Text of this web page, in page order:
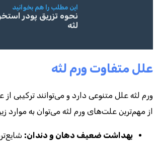
این مطلب را هم بخوانید
نحوه تزریق پودر
لثه
علل متفاوت ورم لثه
ورم لثه علل متنوعی دارد و می‌توانند ترکیبی از
از مهم‌ترین علت‌های ورم لثه می‌توان به موارد
بهداشت ضعیف دهان و دندان: